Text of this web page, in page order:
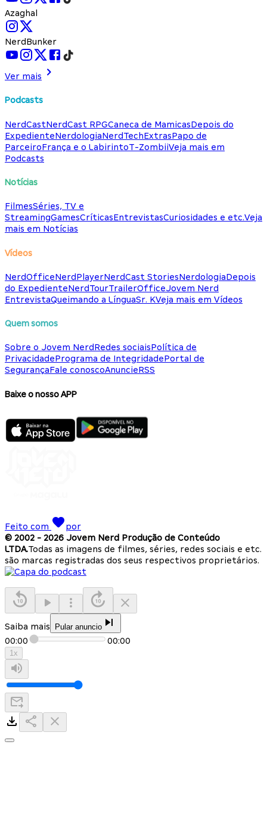
Azaghal
NerdBunker
Ver mais
Podcasts
NerdCastNerdCast RPGCaneca de MamicasDepois do
ExpedienteNerdologiaNerdTechExtrasPapo de
ParceiroFrança e o LabirintoT-ZombiiVeja mais em
Podcasts
Notícias
FilmesSéries, TV e
StreamingGamesCríticasEntrevistasCuriosidades e etc.Veja
mais em Notícias
Vídeos
NerdOfficeNerdPlayerNerdCast StoriesNerdologiaDepois
do ExpedienteNerdTourTrailerOfficeJovem Nerd
EntrevistaQueimando a LínguaSr. KVeja mais em Vídeos
Quem somos
Sobre o Jovem NerdRedes sociaisPolítica de
PrivacidadePrograma de IntegridadePortal de
SegurançaFale conoscoAnuncieRSS
Baixe o nosso APP
Feito com
por
© 2002 - 2026 Jovem Nerd Produção de Conteúdo
LTDA.Todas as imagens de filmes, séries, redes sociais e etc.
são marcas registradas dos seus respectivos proprietários.
Saiba mais Pular anuncio
00:00 00:00
1 x